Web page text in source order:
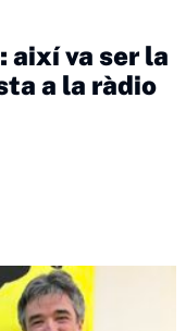
així va ser la
a la ràdio